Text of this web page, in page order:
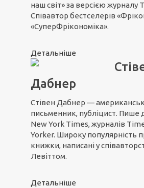
наш світ» за версією журналу
Співавтор бестселерів
«СуперФрікономіка».
Детальніше
Дабнер
Стівен Дабнер —
письменник, публіцист. Пише
New York Times, журналів
Yorker. Широку популярність
книжки, написані у
Левіттом.
Детальніше